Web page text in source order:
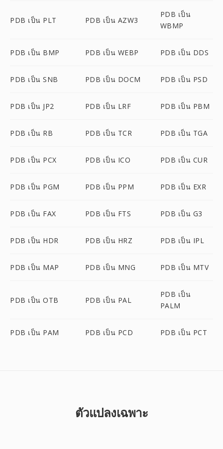
PDB เป็น PLT PDB เป็น AZW3
PDB เป็น
WBMP
PDB เป็น BMP PDB เป็น WEBP PDB เป็น DDS
PDB เป็น SNB PDB เป็น DOCM PDB เป็น PSD
PDB เป็น JP2 PDB เป็น LRF PDB เป็น PBM
PDB เป็น RB PDB เป็น TCR PDB เป็น TGA
PDB เป็น PCX PDB เป็น ICO PDB เป็น CUR
PDB เป็น PGM PDB เป็น PPM PDB เป็น EXR
PDB เป็น FAX PDB เป็น FTS PDB เป็น G3
PDB เป็น HDR PDB เป็น HRZ PDB เป็น IPL
PDB เป็น MAP PDB เป็น MNG PDB เป็น MTV
PDB เป็น OTB PDB เป็น PAL
PDB เป็น
PALM
PDB เป็น PAM PDB เป็น PCD PDB เป็น PCT
ตัวแปลงเฉพาะ